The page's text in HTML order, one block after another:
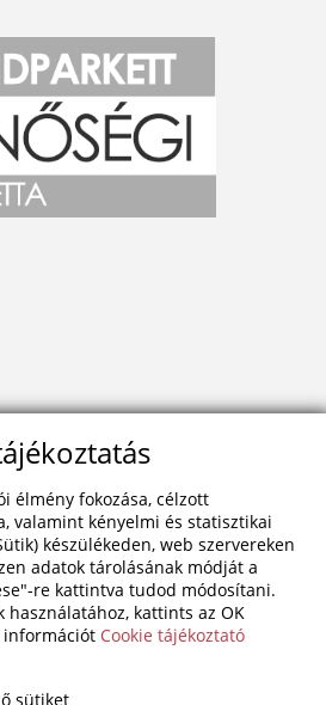
élmény fokozása, célzott
valamint kényelmi és statisztikai
készülékeden, web szervereken
adatok tárolásának módját a
re kattintva tudod módosítani.
használatához, kattints az OK
információt Cookie tájékoztató
sütiket